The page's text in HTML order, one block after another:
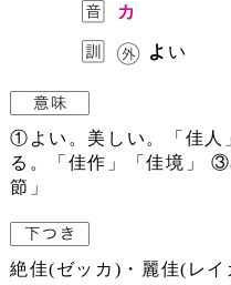
カ
よ い
①よい。美しい。「佳
る。「佳作」「佳境」
節」
絶佳(ゼッカ)・麗佳(レイ